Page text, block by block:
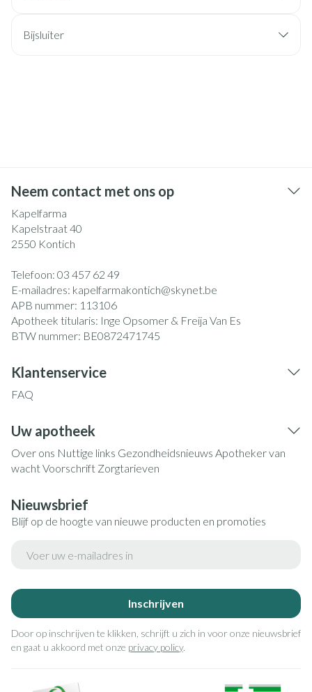
Bijsluiter
Neem contact met ons op
Kapelfarma
Kapelstraat 40
2550 Kontich
Telefoon: 03 457 62 49
E-mailadres: kapelfarmakontich@skynet.be
APB nummer: 113106
Apotheek titularis: Inge Opsomer & Freija Van Es
BTW nummer: BE0872471745
Klantenservice
FAQ
Uw apotheek
Over ons Nuttige links Gezondheidsnieuws Apotheker van
wachtVoorschrift Zorgtarieven
Nieuwsbrief
Blijf op de hoogte van nieuwe producten en promoties
Inschrijven
Door op inschrijven te klikken, schrijft u zich in voor onze nieuwsbrief
en gaat u akkoord met onze privacy policy.